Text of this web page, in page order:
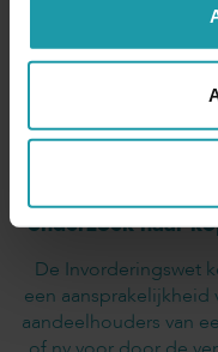
Verkopende
aandeelhouder
onvoldoende
onderzoek naar
De Invorderingswet
een aansprakelijkheid
aandeelhouders van